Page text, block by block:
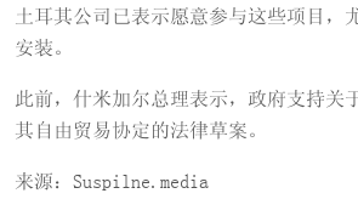
土耳其公司已表示愿意参与这些项目，
安装。
此前，什米加尔总理表示，政府支持关
其自由贸易协定的法律草案。
来源：Suspilne.media